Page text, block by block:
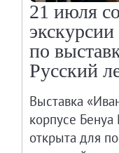
21 июля
по
Русский
Выставка
корпусе Бенуа
открыта для